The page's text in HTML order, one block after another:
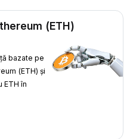
(ETH)
bazate pe
(ETH) și
ETH în